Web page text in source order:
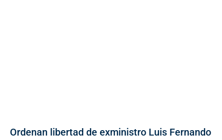
Ordenan libertad de exministro Luis Fernando